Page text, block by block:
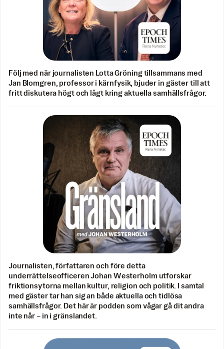
Följ med när journalisten Lotta Gröning tillsammans med
Jan Blomgren, professor i kärnfysik, bjuder in gäster till att
fritt diskutera högt och lågt kring aktuella samhällsfrågor.
Journalisten, författaren och före detta
underrättelseofficeren Johan Westerholm utforskar
friktionsytorna mellan kultur, religion och politik. I samtal
med gäster tar han sig an både aktuella och tidlösa
samhällsfrågor. Det här är podden som vågar gå dit andra
inte når – in i gränslandet.